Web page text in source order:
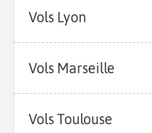
Vols Lyon
Vols Marseille
Vols Toulouse